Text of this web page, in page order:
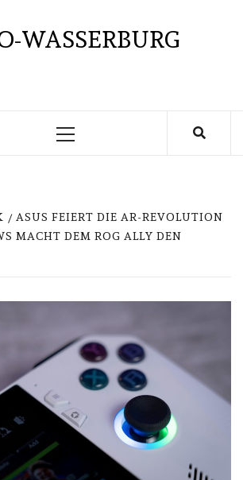
WASSERBURG
Primary
ASUS FEIERT DIE AR-REVOLUTION
MACHT DEM ROG ALLY DEN